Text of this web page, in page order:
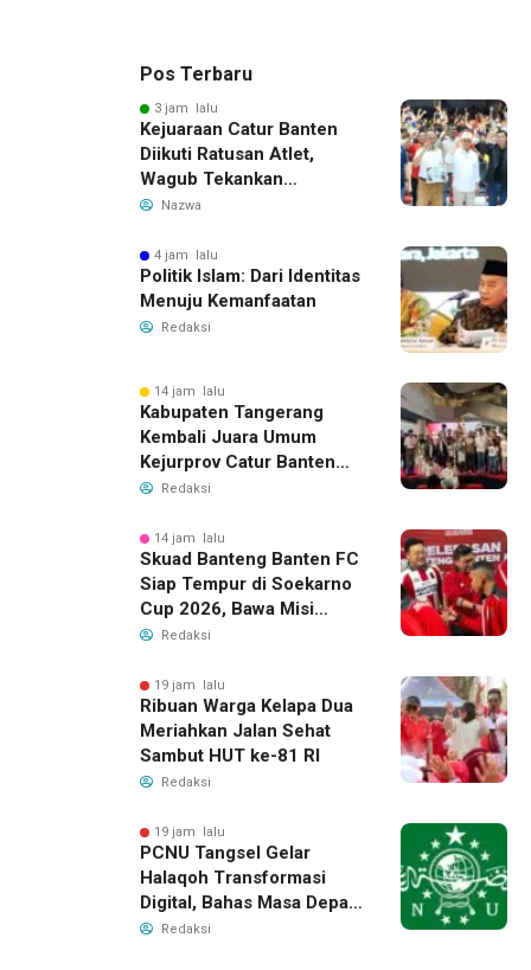
Pos Terbaru
3 jam lalu
Kejuaraan Catur Banten
Diikuti Ratusan Atlet,
Wagub Tekankan
Pembinaan Dini
Nazwa
4 jam lalu
Politik Islam: Dari Identitas
Menuju Kemanfaatan
Redaksi
14 jam lalu
Kabupaten Tangerang
Kembali Juara Umum
Kejurprov Catur Banten
2026, Raih 24 Medali
Redaksi
14 jam lalu
Skuad Banteng Banten FC
Siap Tempur di Soekarno
Cup 2026, Bawa Misi
Harumkan Nama Banten
Redaksi
19 jam lalu
Ribuan Warga Kelapa Dua
Meriahkan Jalan Sehat
Sambut HUT ke-81 RI
Redaksi
19 jam lalu
PCNU Tangsel Gelar
Halaqoh Transformasi
Digital, Bahas Masa Depan
NU di Era Disrupsi
Redaksi